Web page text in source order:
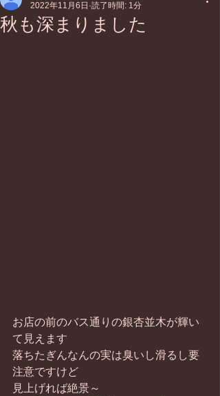
秋も深まりました
2022年11月6日 読了時間: 1分
お店の前のバス通りの銀杏並木が輝い
て見えます
落ちたぎんなんの実は臭いし滑るし要
注意ですけど
見上げれば絶景～